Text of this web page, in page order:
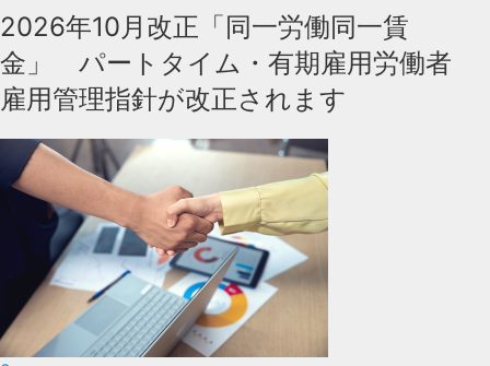
2026年10月改正「同一労働同一賃
金」 パートタイム・有期雇用労働者
雇用管理指針が改正されます